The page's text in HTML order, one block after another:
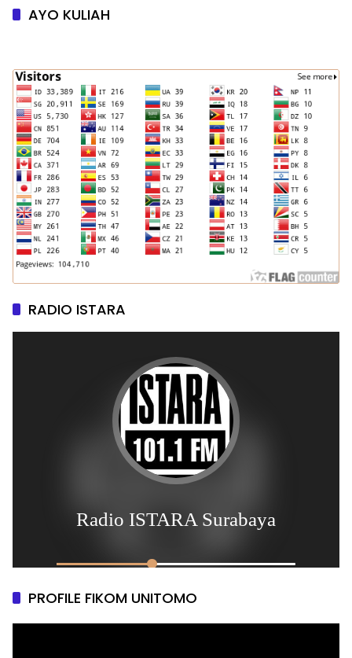
AYO KULIAH
RADIO ISTARA
PROFILE FIKOM UNITOMO